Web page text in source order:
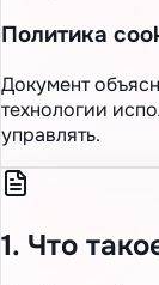
Политика
Документ
технологии
управлять.
1. Что